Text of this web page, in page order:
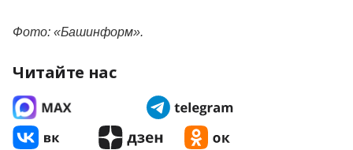
Фото: «Башинформ».
Читайте нас